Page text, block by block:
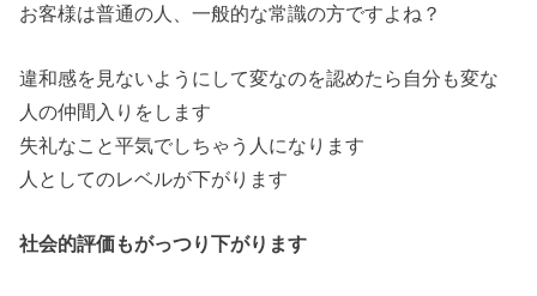
お客様は普通の人、一般的な常識の方ですよね？
違和感を見ないようにして変なのを認めたら自分も変な
人の仲間入りをします
失礼なこと平気でしちゃう人になります
人としてのレベルが下がります
社会的評価もがっつり下がります